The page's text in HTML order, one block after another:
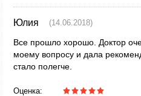
Юлия (14.06.2018)
Все прошло хорошо. Доктор
моему вопросу и дала
стало полегче.
Оценка: